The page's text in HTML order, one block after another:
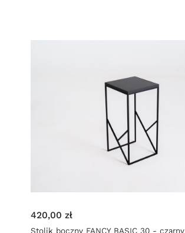
420,00 zł
Stolik boczny FANCY BASIC 30 - czarny